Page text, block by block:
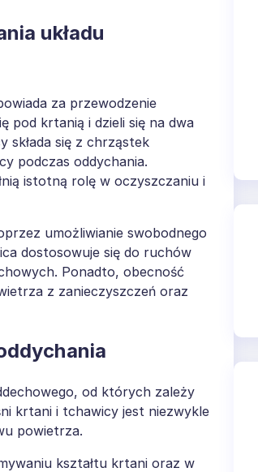
układu
za przewodzenie
pod krtanią i dzieli się na dwa
składa się z chrząstek
podczas oddychania.
istotną rolę w oczyszczaniu i
umożliwianie swobodnego
dostosowuje się do ruchów
Ponadto, obecność
z zanieczyszczeń oraz
od których zależy
krtani i tchawicy jest niezwykle
powietrza.
kształtu krtani oraz w